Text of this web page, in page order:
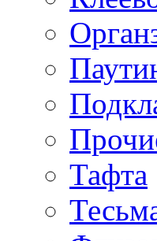
Тафта